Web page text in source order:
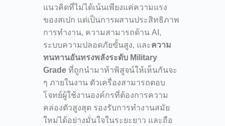
แนวคิดที่ไม่ได้เน้นเพียงแค่ความแรง
ของสเปก แต่เป็นการผสานประสิทธิภาพ
การทำงาน, ความสามารถด้าน AI,
ระบบความปลอดภัยขั้นสูง, และความ
ทนทานอันทรงพลังระดับ Military
Grade ที่ถูกนำมาท้าพิสูจน์ให้เห็นกันจะ
ๆ ภายในงาน ตัวเครื่องสามารถตอบ
โจทย์ผู้ใช้งานองค์กรที่ต้องการความ
คล่องตัวสูงสุด รองรับการทำงานสมัย
ใหม่ได้อย่างมั่นใจในระยะยาว และถือ